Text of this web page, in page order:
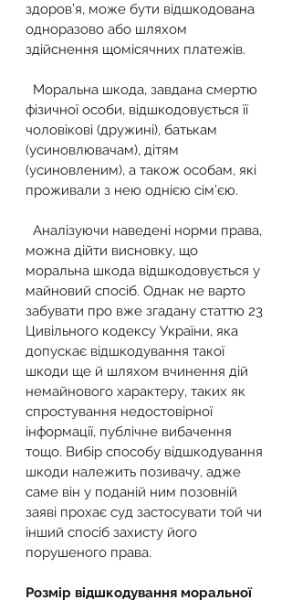
здоров’я, може бути відшкодована
одноразово або шляхом
здійснення щомісячних платежів.
фізичної особи, відшкодовується її
чоловікові (дружині), батькам
(усиновлювачам), дітям
(усиновленим), а також особам, які
проживали з нею однією сім’єю.
можна дійти висновку, що
моральна шкода відшкодовується у
майновий спосіб. Однак не варто
забувати про вже згадану статтю 23
Цивільного кодексу України, яка
допускає відшкодування такої
шкоди ще й шляхом вчинення дій
немайнового характеру, таких як
спростування недостовірної
інформації, публічне вибачення
тощо. Вибір способу відшкодування
шкоди належить позивачу, адже
саме він у поданій ним позовній
заяві прохає суд застосувати той чи
інший спосіб захисту його
порушеного права.
Розмір відшкодування моральної